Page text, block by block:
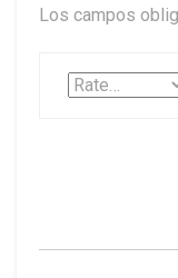
Los campos